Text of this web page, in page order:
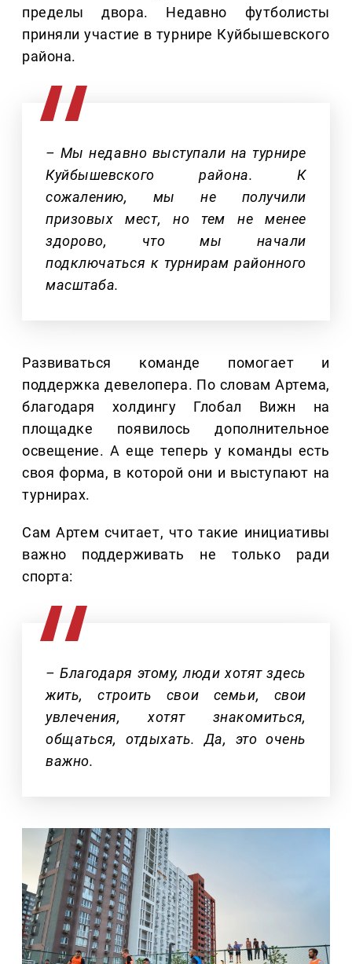
пределы двора. Недавно футболисты
приняли участие в турнире Куйбышевского
района.
– Мы недавно выступали на турнире
Куйбышевского района. К
сожалению, мы не получили
призовых мест, но тем не менее
здорово, что мы начали
подключаться к турнирам районного
масштаба.
Развиваться команде помогает и
поддержка девелопера. По словам Артема,
благодаря холдингу Глобал Вижн на
площадке появилось дополнительное
освещение. А еще теперь у команды есть
своя форма, в которой они и выступают на
турнирах.
Сам Артем считает, что такие инициативы
важно поддерживать не только ради
спорта:
– Благодаря этому, люди хотят здесь
жить, строить свои семьи, свои
увлечения, хотят знакомиться,
общаться, отдыхать. Да, это очень
важно.